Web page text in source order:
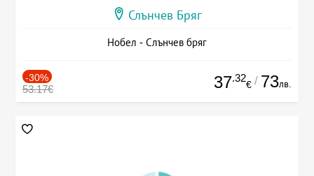
Слънчев Бряг
Нобел - Слънчев бряг
-30%
53.17€ 37.32
€ / 73лв.